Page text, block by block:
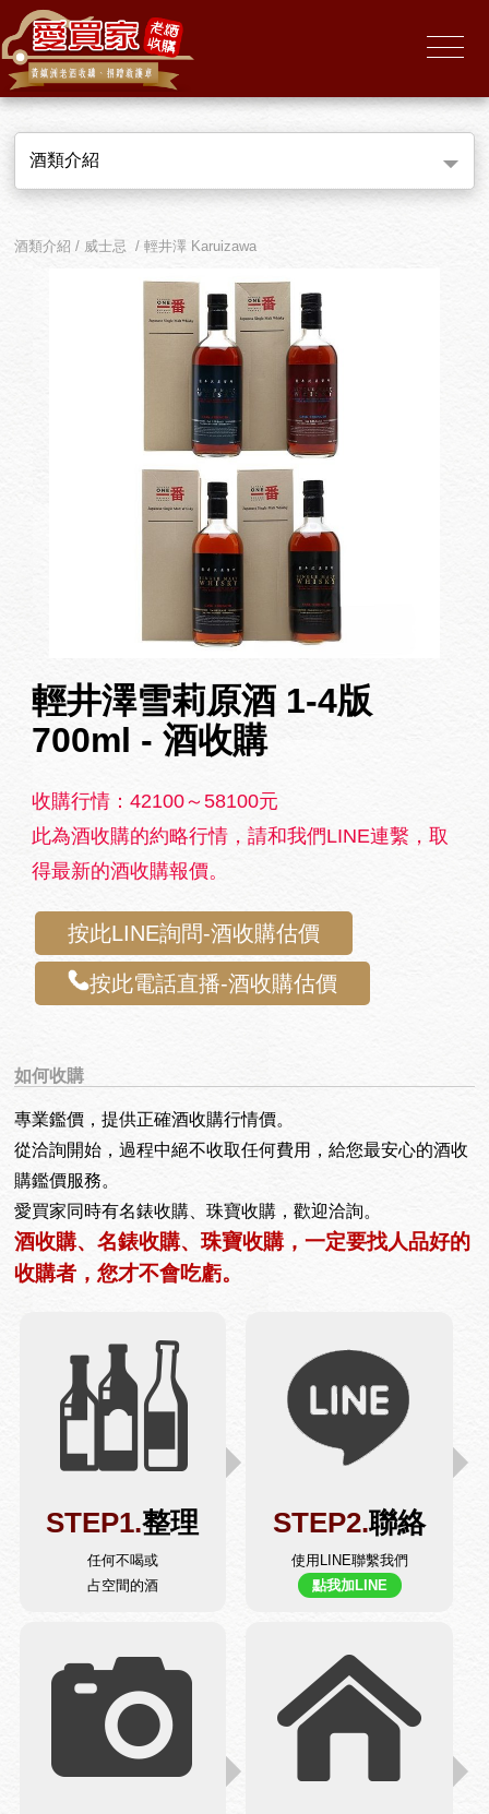
酒類介紹
酒類介紹 / 威士忌 / 輕井澤 Karuizawa
輕井澤雪莉原酒 1-4版
700ml - 酒收購
收購行情：42100～58100元
此為酒收購的約略行情，請和我們LINE連繫，取
得最新的酒收購報價。
按此LINE詢問-酒收購估價
按此電話直播-酒收購估價
如何收購
專業鑑價，提供正確酒收購行情價。
從洽詢開始，過程中絕不收取任何費用，給您最安心的酒收
購鑑價服務。
愛買家同時有名錶收購、珠寶收購，歡迎洽詢。
酒收購、名錶收購、珠寶收購，一定要找人品好的
收購者，您才不會吃虧。
STEP1.整理
任何不喝或
占空間的酒
STEP2.聯絡
使用LINE聯繫我們
點我加LINE